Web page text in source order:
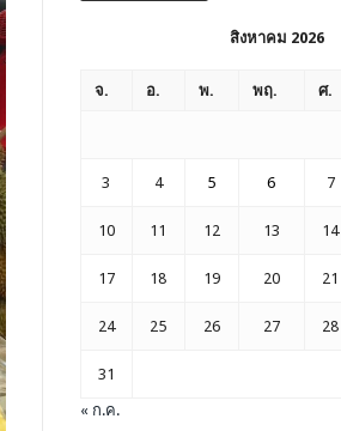
สิงหาคม 2026
จ. อ. พ. พฤ. ศ.
3 4 5 6 7
10 11 12 13 14
17 18 19 20 21
24 25 26 27 28
31
« ก.ค.